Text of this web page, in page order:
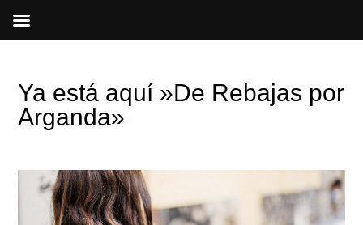
Ya está aquí »De Rebajas por
Arganda»